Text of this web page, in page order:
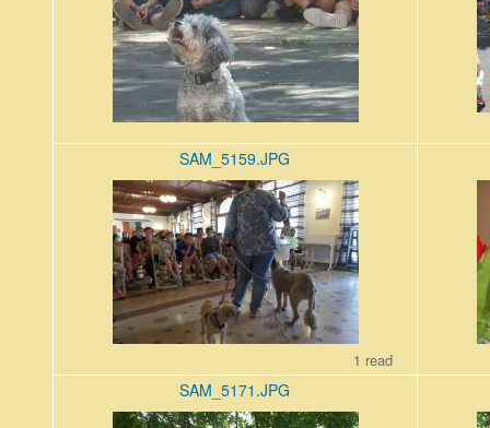
SAM_5159.JPG
SAM_5159.JPG
1 read
SAM_5171.JPG
SAM_5171.JPG